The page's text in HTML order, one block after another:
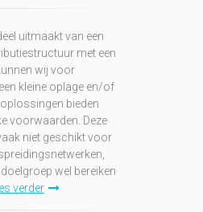
uitmaakt van een
met een
wij voor
kleine oplage en/of
bieden
voorwaarden. Deze
niet geschikt voor
wel bereiken
verder